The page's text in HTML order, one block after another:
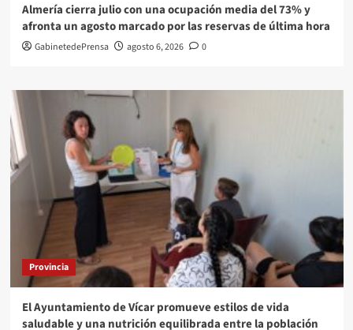
Almería cierra julio con una ocupación media del 73% y
afronta un agosto marcado por las reservas de última hora
GabinetedePrensa agosto 6, 2026 0
Provincia
El Ayuntamiento de Vícar promueve estilos de vida
saludable y una nutrición equilibrada entre la población